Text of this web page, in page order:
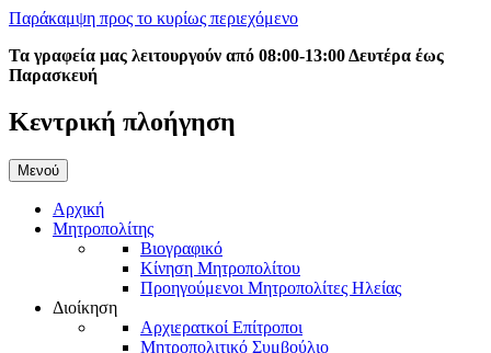
Παράκαμψη προς το κυρίως περιεχόμενο
Τα γραφεία μας λειτουργούν από 08:00-13:00 Δευτέρα έως
Παρασκευή
Κεντρική πλοήγηση
Μενού
Αρχική
Μητροπολίτης
Βιογραφικό
Κίνηση Μητροπολίτου
Προηγούμενοι Μητροπολίτες Ηλείας
Διοίκηση
Αρχιερατκοί Επίτροποι
Μητροπολιτικό Συμβούλιο